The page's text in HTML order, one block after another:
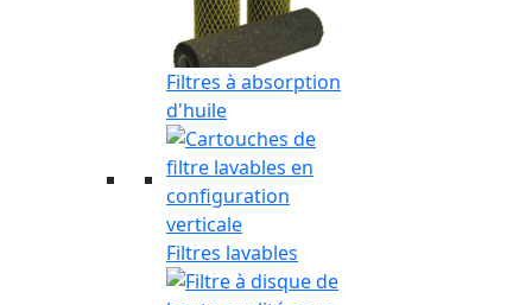
Filtres à absorption
d'huile
Filtres lavables